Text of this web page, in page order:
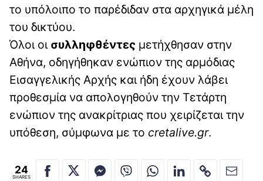
το υπόλοιπο το παρέδιδαν στα αρχηγικά μέλη
του δικτύου.
Όλοι οι συλληφθέντες μετήχθησαν στην
Αθήνα, οδηγήθηκαν ενώπιον της αρμόδιας
Εισαγγελικής Αρχής και ήδη έχουν λάβει
προθεσμία να απολογηθούν την Τετάρτη
ενώπιον της ανακρίτριας που χειρίζεται την
υπόθεση, σύμφωνα με το cretalive.gr.
24
SHARES